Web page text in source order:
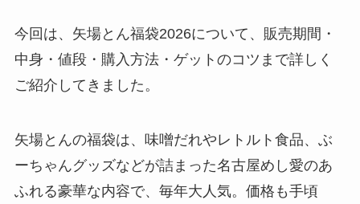
今回は、矢場とん福袋2026について、販売期間・
中身・値段・購入方法・ゲットのコツまで詳しく
ご紹介してきました。
矢場とんの福袋は、味噌だれやレトルト食品、ぶ
ーちゃんグッズなどが詰まった名古屋めし愛のあ
ふれる豪華な内容で、毎年大人気。価格も手頃